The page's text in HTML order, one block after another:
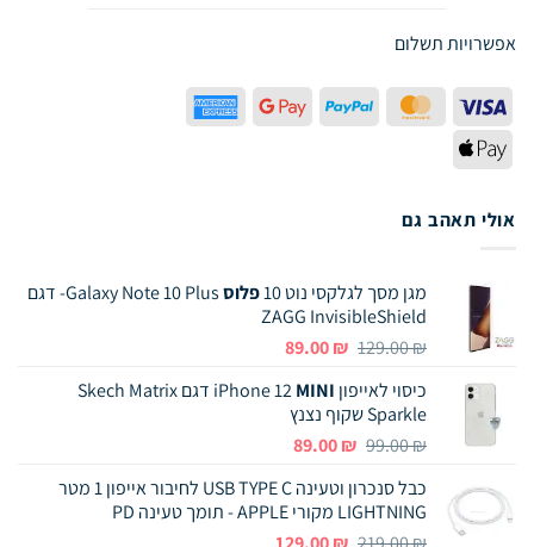
אפשרויות תשלום
Visa
MasterCard
PayPal
Google
Pay
Express
Apple
Pay
אולי תאהב גם
מגן מסך לגלקסי נוט 10 פלוס
Galaxy Note 10 Plus- דגם
ZAGG InvisibleShield
129.00₪
המחיר
היה:
129.00 ₪.
89.00₪
המחיר
הוא:
כיסוי לאייפון iPhone 12 MINI
דגם Skech Matrix
Sparkle שקוף נצנץ
99.00₪
המחיר
היה:
99.00 ₪.
89.00₪
המחיר
הוא:
89.00 ₪.
כבל סנכרון וטעינה USB TYPE C לחיבור אייפון 1 מטר
LIGHTNING מקורי APPLE - תומך טעינה PD